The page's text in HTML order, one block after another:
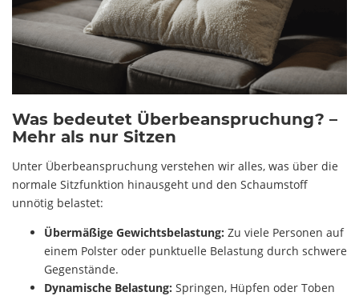
Was bedeutet Überbeanspruchung? –
Mehr als nur Sitzen
Unter Überbeanspruchung verstehen wir alles, was über die
normale Sitzfunktion hinausgeht und den Schaumstoff
unnötig belastet:
Übermäßige Gewichtsbelastung: Zu viele Personen auf
einem Polster oder punktuelle Belastung durch schwere
Gegenstände.
Dynamische Belastung: Springen, Hüpfen oder Toben